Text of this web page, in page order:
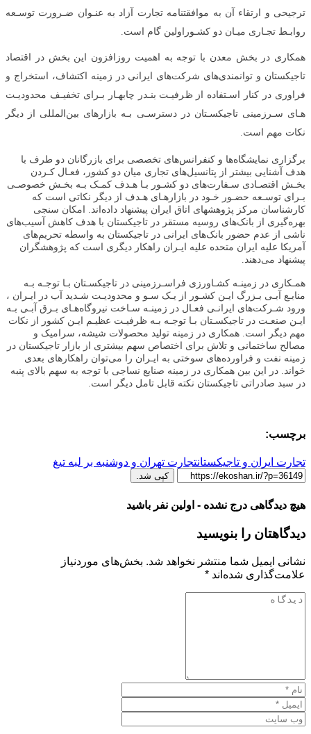
ترجیحی و ارتقاء آن به موافقتنامه تجارت آزاد به عنـوان ضـرورت توسـعه
روابـط تجـاری میـان دو کشـوراولین گام است.
همکاری در بخش معدن با توجه به اهمیت روزافزون این بخش در اقتصاد
تاجیکستان و توانمندی‌های شرکت‌های ایرانی در زمینه اکتشاف، استخراج و
فراوری در کنار اسـتفاده از ظرفیـت بنـدر چابهـار بـرای تخفیـف محدودیـت
هـای سـرزمینی تاجیکسـتان در دسترسـی بـه بازارهای بین‌المللی از دیگر
نکات مهم است.
برگزاری نمایشگاه‌ها و کنفرانس‌های تخصصی برای بازرگانان دو طرف با
هدف آشنایی بیشتر از پتانسیل‌های تجاری میان دو کشور، فعـال کـردن
بخـش اقتصـادی سـفارت‌های دو کشـور بـا هـدف کمـک بـه بخـش خصوصـی
بـرای توسـعه حضـور خـود در بازارهـای هـدف از دیگر نکاتی است که
کارشناسان مرکز پژوهشهای اتاق ایران پیشنهاد داده‌اند. امکان سنجی
بهره‌گیری از بانک‌های روسیه مستقر در تاجیکستان با هدف کاهش آسیب‌های
ناشی از عدم حضور بانک‌های ایرانی در تاجیکستان به واسطه تحریم‌های
آمریکا علیه ایران متحده علیه ایـران راهکار دیگری است که پژوهشگران
پیشنهاد می‌دهند.
همـکاری در زمینـه کشـاورزی فراسـرزمینی در تاجیکسـتان بـا توجـه بـه
منابـع آبـی بـزرگ ایـن کشـور از یـک سـو و محدودیـت شـدید آب در ایـران ،
ورود شـرکت‌های ایرانـی فعـال در زمینـه سـاخت نیروگاه‌هـای بـرق آبـی بـه
ایـن صنعـت در تاجیکسـتان بـا توجـه بـه ظرفیـت عظیـم ایـن کشور از نکات
مهم دیگر است. همکاری در زمینه تولید محصولات شیشه، سرامیک و
مصالح ساختمانی و تلاش برای اختصاص سهم بیشتری از بازار تاجیکستان در
زمینه نفت و فراورده‌های سوختی به ایـران را می‌توان راهکارهای بعدی
خواند. در این بین همکاری در زمینه صنایع نساجی با توجه به سهم بالای پنبه
در سبد صادراتی تاجیکستان نکته قابل تامل دیگر است.
برچسب:
تجارت ایران و تاجیکستانتجارت تهران و دوشنبه بر لبه تیغ
کپی شد.
هیچ دیدگاهی درج نشده - اولین نفر باشید
دیدگاهتان را بنویسید
نشانی ایمیل شما منتشر نخواهد شد. بخش‌های موردنیاز
علامت‌گذاری شده‌اند *